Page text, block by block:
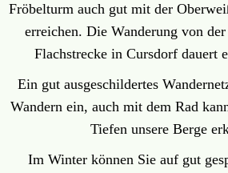
Fröbelturm auch gut mit der
erreichen. Die Wanderung von
Flachstrecke in Cursdorf dauert
Ein gut ausgeschildertes
Wandern ein, auch mit dem Rad
Tiefen unsere Berge
Im Winter können Sie auf gut